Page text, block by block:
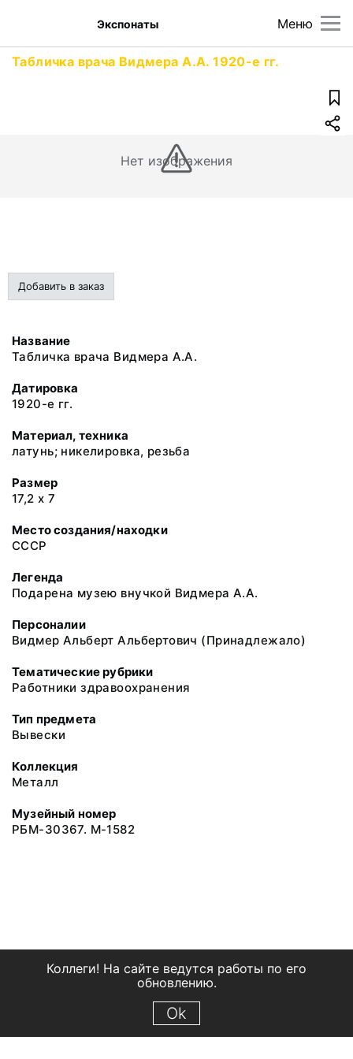
Меню
Экспонаты
Табличка врача Видмера А.А. 1920-е гг.
Нет изображения
Добавить в заказ
Название
Табличка врача Видмера А.А.
Датировка
1920-е гг.
Материал, техника
латунь; никелировка, резьба
Размер
17,2 х 7
Место создания/находки
СССР
Легенда
Подарена музею внучкой Видмера А.А.
Персоналии
Видмер Альберт Альбертович (Принадлежало)
Тематические рубрики
Работники здравоохранения
Тип предмета
Вывески
Коллекция
Металл
Музейный номер
РБМ-30367. М-1582
Коллеги! На сайте ведутся работы по его
обновлению.
Ok